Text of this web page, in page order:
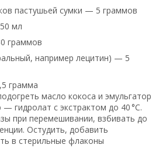
пастушьей сумки — 5 граммов
мл
граммов
например лецитин) — 5
грамма
масло кокоса и эмульгатор
— гидролат с экстрактом до 40 °C.
при перемешивании, взбивать до
Остудить, добавить
в стерильные флаконы